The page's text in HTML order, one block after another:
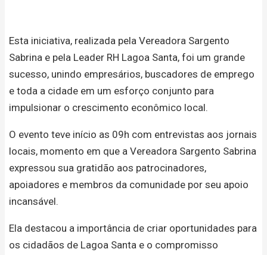
Esta iniciativa, realizada pela Vereadora Sargento
Sabrina e pela Leader RH Lagoa Santa, foi um grande
sucesso, unindo empresários, buscadores de emprego
e toda a cidade em um esforço conjunto para
impulsionar o crescimento econômico local.
O evento teve início as 09h com entrevistas aos jornais
locais, momento em que a Vereadora Sargento Sabrina
expressou sua gratidão aos patrocinadores,
apoiadores e membros da comunidade por seu apoio
incansável.
Ela destacou a importância de criar oportunidades para
os cidadãos de Lagoa Santa e o compromisso